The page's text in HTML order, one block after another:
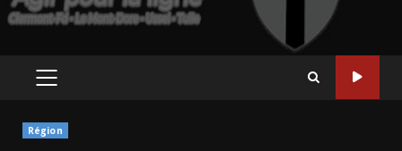
PRIMARY
Région